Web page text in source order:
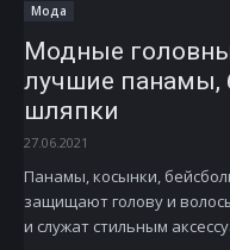
Мода
Модные
лучшие панамы,
шляпки
27.06.2021
Панамы, косынки,
защищают голову и
и служат стильным